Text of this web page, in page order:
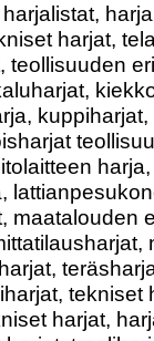
harjat,
teollisuuden
maatalouden
tekniset
harjat,